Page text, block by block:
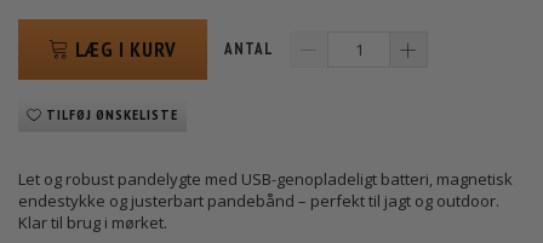
LÆG I KURV ANTAL
TILFØJ ØNSKELISTE
Let og robust pandelygte med USB-genopladeligt batteri, magnetisk
endestykke og justerbart pandebånd – perfekt til jagt og outdoor.
Klar til brug i mørket.